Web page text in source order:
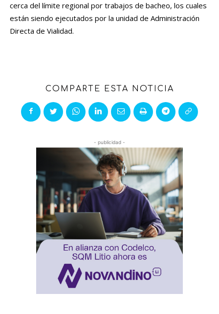
cerca del límite regional por trabajos de bacheo, los cuales
están siendo ejecutados por la unidad de Administración
Directa de Vialidad.
COMPARTE ESTA NOTICIA
- publicidad -